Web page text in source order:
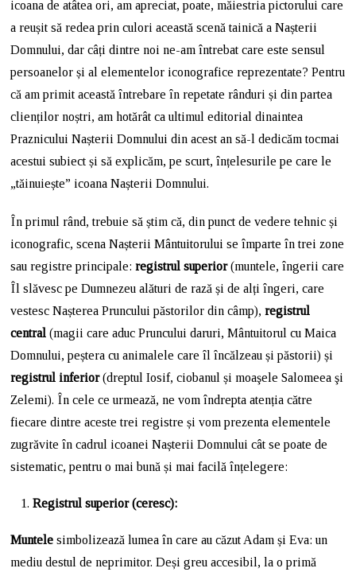
icoana de atâtea ori, am apreciat, poate, măiestria pictorului care
a reușit să redea prin culori această scenă tainică a Nașterii
Domnului, dar câți dintre noi ne-am întrebat care este sensul
persoanelor și al elementelor iconografice reprezentate? Pentru
că am primit această întrebare în repetate rânduri și din partea
clienților noștri, am hotărât ca ultimul editorial dinaintea
Praznicului Nașterii Domnului din acest an să-l dedicăm tocmai
acestui subiect și să explicăm, pe scurt, înțelesurile pe care le
„tăinuiește” icoana Nașterii Domnului.
În primul rând, trebuie să știm că, din punct de vedere tehnic și
iconografic, scena Nașterii Mântuitorului se împarte în trei zone
sau registre principale:registrul superior(muntele, îngerii care
Îl slăvesc pe Dumnezeu alături de rază și de alți îngeri, care
vestesc Nașterea Pruncului păstorilor din câmp),registrul
central (magii care aduc Pruncului daruri, Mântuitorul cu Maica
Domnului, peștera cu animalele care îl încălzeau și păstorii) și
registrul inferior(dreptul Iosif, ciobanul și moaşele Salomeea şi
Zelemi). În cele ce urmează, ne vom îndrepta atenția către
fiecare dintre aceste trei registre și vom prezenta elementele
zugrăvite în cadrul icoanei Nașterii Domnului cât se poate de
sistematic, pentru o mai bună și mai facilă înțelegere:
Registrul superior (ceresc):
Muntelesimbolizează lumea în care au căzut Adam și Eva: un
mediu destul de neprimitor. Deși greu accesibil, la o primă